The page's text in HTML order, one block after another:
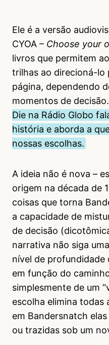
Ele é a versão
CYOA – Choose your
livros que permitem
trilhas ao direcioná-lo
página, dependendo
momentos de decisão.
Die na Rádio Globo
história e aborda a
nossas escolhas.
A ideia não é nova –
origem na década de
coisas que torna
a capacidade de
de decisão
narrativa não siga
nível de profundidade
em função do
simplesmente de um
escolha elimina todas
em Bandersnatch
ou trazidas sob um